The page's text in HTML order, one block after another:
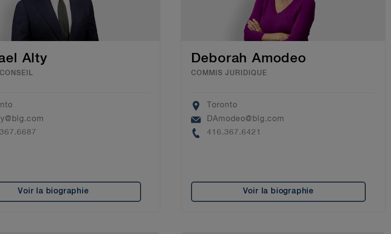
Alty
Voir la biographie
Deborah Amodeo
COMMIS JURIDIQUE
Location
Toronto
Email
DAmodeo@blg.com
Phone
416.367.6421
Voir la biographie